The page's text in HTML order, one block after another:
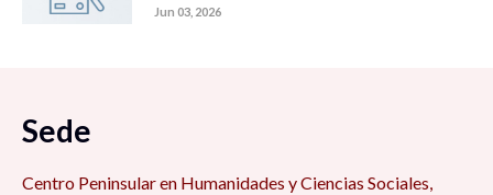
Jun 03, 2026
Sede
Centro Peninsular en Humanidades y Ciencias Sociales,